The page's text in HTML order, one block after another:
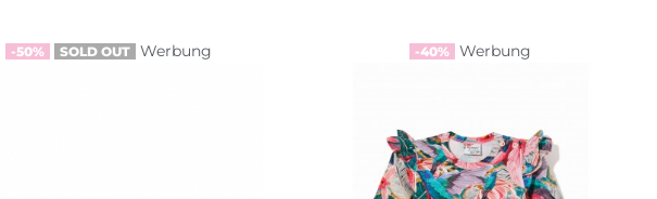
-50% SOLD OUT Werbung -40% Werbung